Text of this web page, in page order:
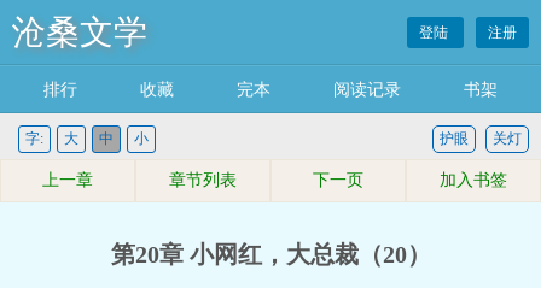
沧桑文学 登陆 注册
排行 收藏 完本 阅读记录 书架
字: 大 中 小 关灯
护眼
上一章 章节列表 下一页 加入书签
第20章 小网红，大总裁（20）